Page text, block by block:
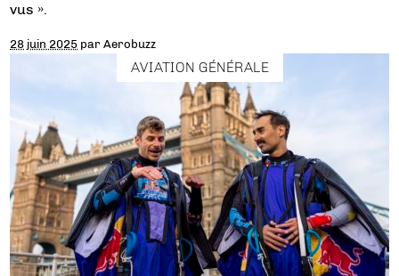
vus ».
28 juin 2025 parAerobuzz
AVIATION GÉNÉRALE